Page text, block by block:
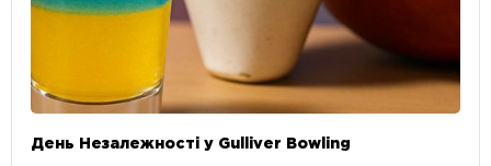
День Незалежності у Gulliver Bowling